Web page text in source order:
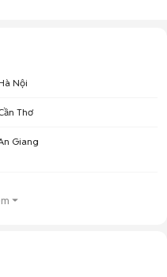
trên Chợ Tốt, chỉ mang tính
Nội
Thơ
Giang